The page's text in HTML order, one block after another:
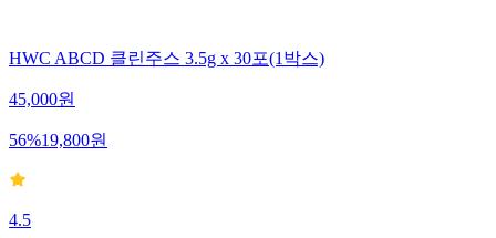
HWC ABCD 클린주스 3.5g x 30포(1박스)
45,000원
56%19,800원
4.5